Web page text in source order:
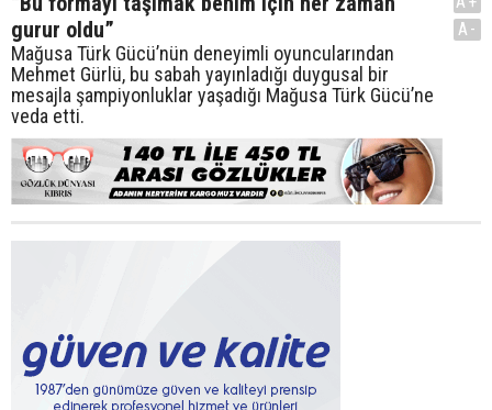
gurur oldu”
Mağusa Türk Gücü’nün deneyimli oyuncularından
Mehmet Gürlü, bu sabah yayınladığı duygusal bir
mesajla şampiyonluklar yaşadığı Mağusa Türk Gücü’ne
veda etti.
A-